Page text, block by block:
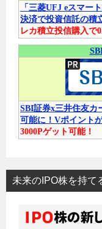
「三菱UFJ eスマー
決済で投資信託の積
レカ積立投信購入で
SBI証券x三井住友カ
可能に！Vポイント
3000Pゲット可能！
未来のIPO株を持て